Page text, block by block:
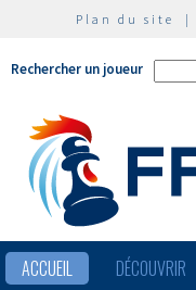
Plan du site |
Rechercher un joueur
ACCUEIL DÉCOUVRIR